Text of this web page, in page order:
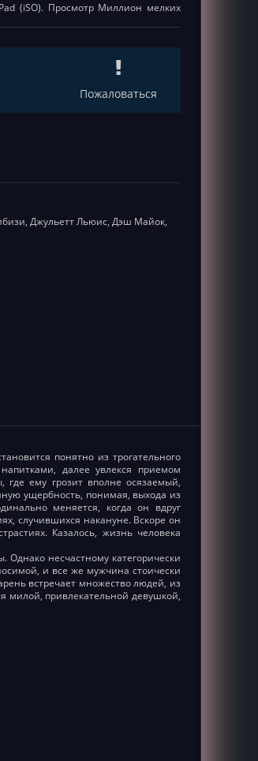
(iSO). Просмотр Миллион мелких
Пожаловаться
Джульетт Льюис, Дэш Майок,
понятно из трогательного
далее увлекся приемом
где ему грозит вполне осязаемый,
ущербность, понимая, выхода из
меняется, когда он вдруг
случившихся накануне. Вскоре он
Казалось, жизнь человека
несчастному категорически
и все же мужчина стоически
встречает множество людей, из
милой, привлекательной девушкой,